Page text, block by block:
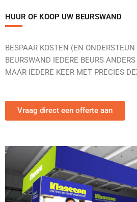
HUUR OF KOOP UW BEURSWAND
BESPAAR KOSTEN (EN
BEURSWAND IEDERE BEURS
MAAR IEDERE KEER MET PRECIES
Vraag direct een offerte aan